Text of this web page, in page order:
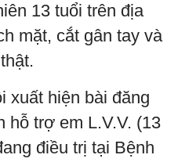
13 tuổi trên địa
mặt, cắt gân tay và
xuất hiện bài đăng
hỗ trợ em L.V.V. (13
điều trị tại Bệnh